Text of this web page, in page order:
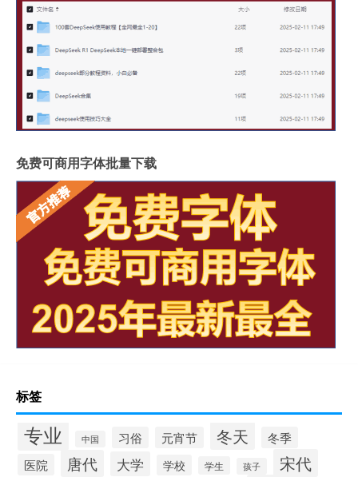
免费可商用字体批量下载
标签
专业 中国 习俗 元宵节 冬天
冬季
医院
唐代 大学 学校 学生 孩子 宋代